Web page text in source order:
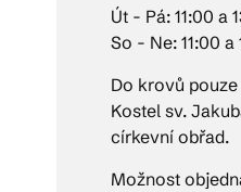
Út - Pá: 11:00 a
So - Ne: 11:00 a
Do krovů
Kostel sv.
církevní obřad.
Možnost